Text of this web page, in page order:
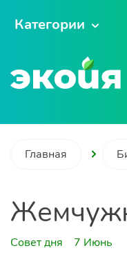
Категории
Главная
Совет дня 7 Июнь